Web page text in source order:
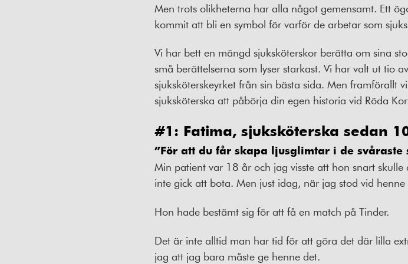
Men trots olikheterna har alla något gemensamt. Ett
kommit att bli en symbol för varför de arbetar som
Vi har bett en mängd sjuksköterskor berätta om sina
små berättelserna som lyser starkast. Vi har valt ut tio
sjuksköterskeyrket från sin bästa sida. Men framförallt
sjuksköterska att påbörja din egen historia vid Röda
#1: Fatima, sjuksköterska sedan
”För att du får skapa ljusglimtar i de svåraste
Min patient var 18 år och jag visste att hon snart
inte gick att bota. Men just idag, när jag stod vid
Hon hade bestämt sig för att få en match på Tinder.
Det är inte alltid man har tid för att göra det där lilla
jag att jag bara måste ge henne det.